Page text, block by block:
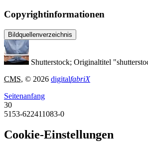
Copyrightinformationen
Bildquellenverzeichnis
Shutterstock; Originaltitel
CMS, © 2026 digitalfabriX
Seitenanfang
30
5153-622411083-0
Cookie-Einstellungen